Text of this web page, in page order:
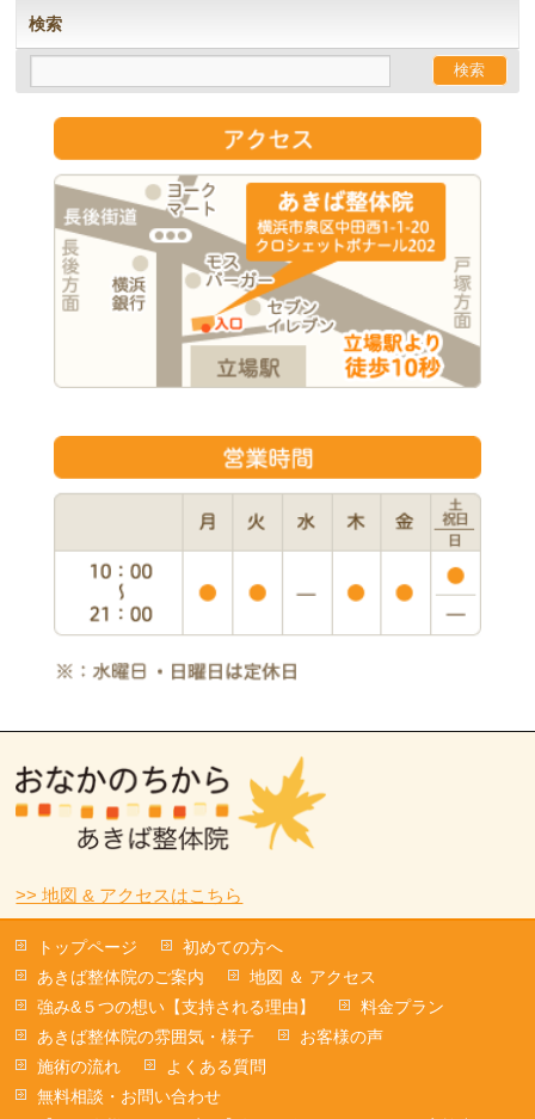
検索
>> 地図 & アクセスはこちら
トップページ
初めての方へ
あきば整体院のご案内
地図 ＆ アクセス
強み&５つの想い【支持される理由】
料金プラン
あきば整体院の雰囲気・様子
お客様の声
施術の流れ
よくある質問
無料相談・お問い合わせ